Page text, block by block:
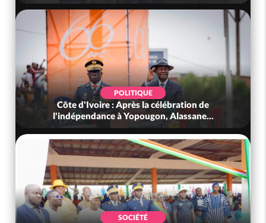
POLITIQUE
Côte d'Ivoire : Après la célébration de
l'indépendance à Yopougon, Alassane...
SOCIÉTÉ